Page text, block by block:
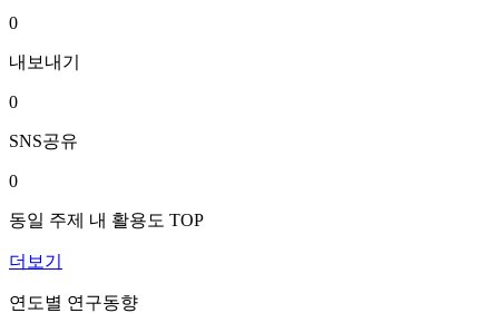
0
내보내기
0
SNS공유
0
동일 주제 내 활용도 TOP
더보기
연도별 연구동향